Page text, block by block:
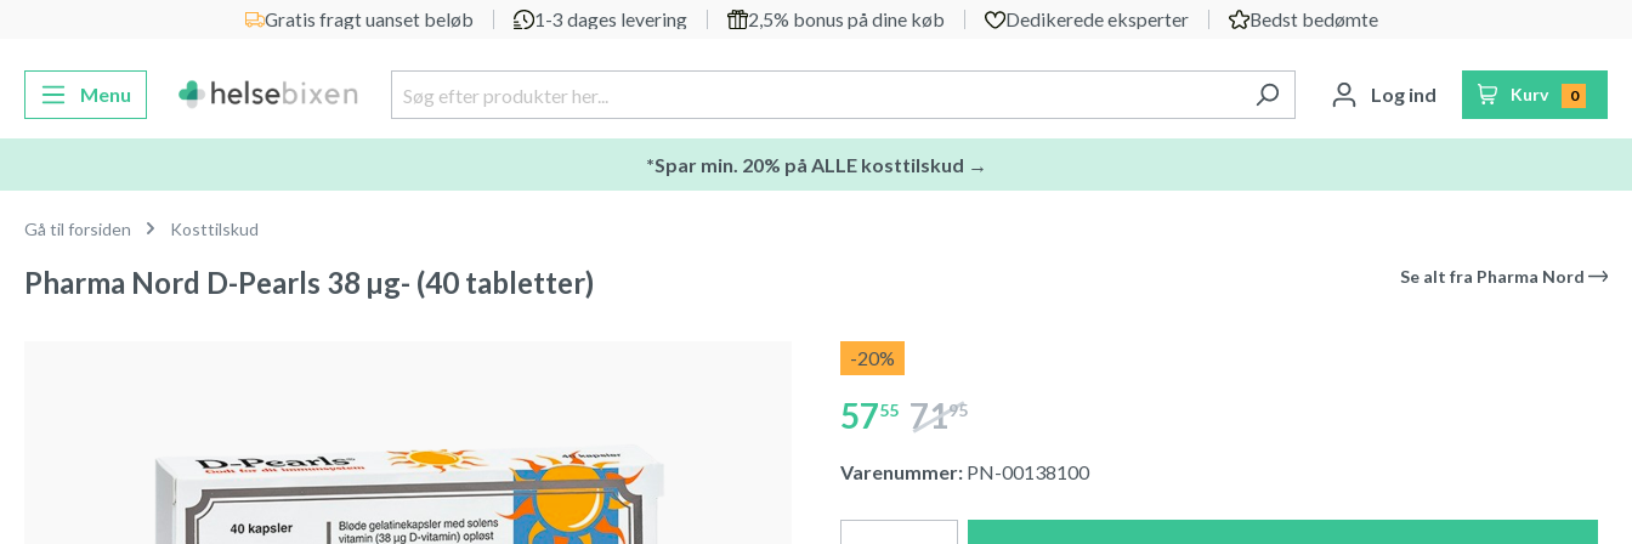
Gå til hovednavigationGratis fragt uanset beløb 1-3 dages levering 2,5% bonus på dine køb Dedikerede eksperter Bedst bedømte
Menu Log ind Kurv 0
*Spar min. 20% på ALLE kosttilskud →
Gå til forsiden Kosttilskud
Pharma Nord D-Pearls 38 µg- (40 tabletter) Se alt fra Pharma Nord
-20%
5755 7195
Varenummer: PN-00138100